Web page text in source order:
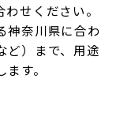
せください。
神奈川県に合わ
ど）まで、用途
す。